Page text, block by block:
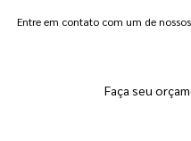
Entre em contato com um de
Faça seu